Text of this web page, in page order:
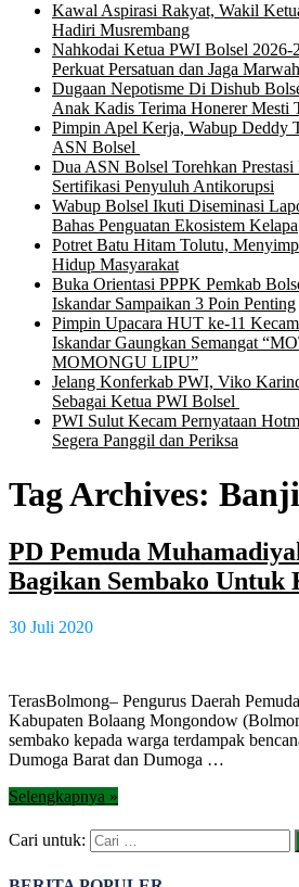
Kawal Aspirasi Rakyat, Wakil
Hadiri Musrembang
Nahkodai Ketua PWI Bolsel
Perkuat Persatuan dan Jaga
Dugaan Nepotisme Di Dishub
Anak Kadis Terima Honerer Mesti
Pimpin Apel Kerja, Wabup Deddy
ASN Bolsel
Dua ASN Bolsel Torehkan
Sertifikasi Penyuluh Antikorupsi
Wabup Bolsel Ikuti Diseminasi
Bahas Penguatan Ekosistem Kelapa
Potret Batu Hitam Tolutu,
Hidup Masyarakat
Buka Orientasi PPPK Pemkab
Iskandar Sampaikan 3 Poin Penting
Pimpin Upacara HUT ke-11
Iskandar Gaungkan Semangat
MOMONGU LIPU”
Jelang Konferkab PWI, Viko
Sebagai Ketua PWI Bolsel
PWI Sulut Kecam Pernyataan
Segera Panggil dan Periksa
Tag Archives:
PD Pemuda
Bagikan Sembako
30 Juli 2020
TerasBolmong– Pengurus Daerah
Kabupaten Bolaang Mongondow
sembako kepada warga terdampak
Dumoga Barat dan Dumoga …
Selengkapnya »
Cari untuk: